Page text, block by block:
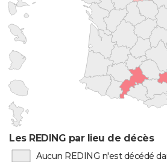
Les REDING par lieu de décès
Aucun REDING n'est décédé